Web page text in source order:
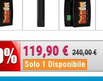
119,90 € 240,00 €
Solo 1 Disponibile